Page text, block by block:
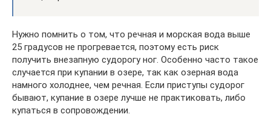
Нужно помнить о том, что речная и морская вода выше
25 градусов не прогревается, поэтому есть риск
получить внезапную судорогу ног. Особенно часто такое
случается при купании в озере, так как озерная вода
намного холоднее, чем речная. Если приступы судорог
бывают, купание в озере лучше не практиковать, либо
купаться в сопровождении.